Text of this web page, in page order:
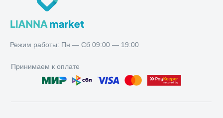
Режим работы: Пн — Сб 09:00 — 19:00
Принимаем к оплате